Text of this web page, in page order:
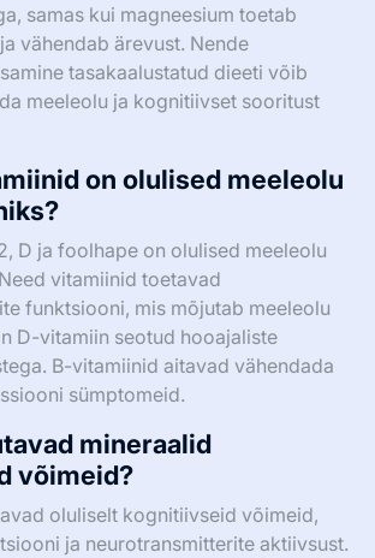
samas kui magneesium toetab
vähendab ärevust. Nende
tasakaalustatud dieeti võib
meeleolu ja kognitiivset sooritust
on olulised meeleolu
D ja foolhape on olulised meeleolu
vitamiinid toetavad
funktsiooni, mis mõjutab meeleolu
D-vitamiin seotud hooajaliste
B-vitamiinid aitavad vähendada
sümptomeid.
mineraalid
võimeid?
oluliselt kognitiivseid võimeid,
ja neurotransmitterite aktiivsust.